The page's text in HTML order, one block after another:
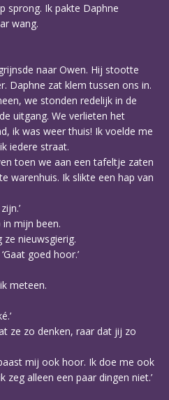
sprong. Ik pakte Daphne
wang.
naar Owen. Hij stootte
Daphne zat klem tussen ons in.
we stonden redelijk in de
uitgang. We verlieten het
ik was weer thuis! Ik voelde me
iedere straat.
toen we aan een tafeltje zaten
warenhuis. Ik slikte een hap van
mijn been.
ze nieuwsgierig.
goed hoor.’
meteen.
ze zo denken, raar dat jij zo
mij ook hoor. Ik doe me ook
zeg alleen een paar dingen niet.’